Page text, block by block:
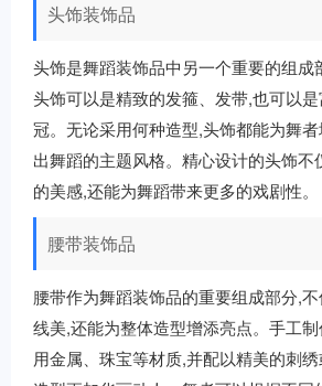
头饰装饰品
头饰是舞蹈装饰品中另一个重要的组成
头饰可以是精致的发箍、发带,也可以
冠。无论采用何种造型,头饰都能为舞
出舞蹈的主题风格。精心设计的头饰不
的美感,还能为舞蹈带来更多的戏剧性。
腰带装饰品
腰带作为舞蹈装饰品的重要组成部分,
线美,还能为整体造型增添亮点。手工
用金属、珠宝等材质,并配以精美的刺